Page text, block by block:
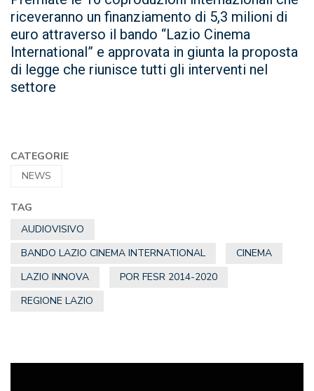
riceveranno un finanziamento di 5,3 milioni di
euro attraverso il bando “Lazio Cinema
International” e approvata in giunta la proposta
di legge che riunisce tutti gli interventi nel
settore
CATEGORIE
NEWS
TAG
AUDIOVISIVO
BANDO LAZIO CINEMA INTERNATIONAL
CINEMA
LAZIO INNOVA
POR FESR 2014-2020
REGIONE LAZIO